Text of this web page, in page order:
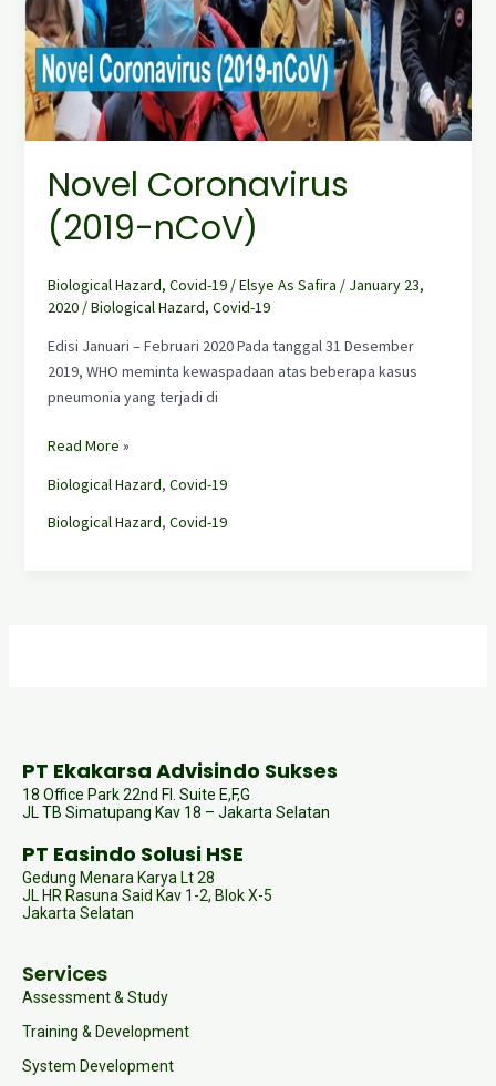
Novel Coronavirus
(2019-nCoV)
Biological Hazard, Covid-19/Elsye As Safira / January 23,
2020 /Biological Hazard, Covid-19
Edisi Januari – Februari 2020 Pada tanggal 31 Desember
2019, WHO meminta kewaspadaan atas beberapa kasus
pneumonia yang terjadi di
Read More »
Biological Hazard, Covid-19
Biological Hazard, Covid-19
PT Ekakarsa Advisindo Sukses
18 Office Park 22nd Fl. Suite E,F,G
JL TB Simatupang Kav 18 – Jakarta Selatan
PT Easindo Solusi HSE
Gedung Menara Karya Lt 28
JL HR Rasuna Said Kav 1-2, Blok X-5
Jakarta Selatan
Services
Assessment & Study
Training & Development
System Development